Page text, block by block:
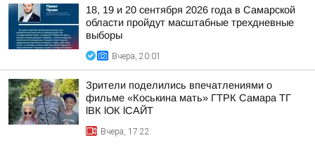
18, 19 и 20 сентября 2026 года в Самарской
области пройдут масштабные трехдневные
выборы
Вчера, 20:01
Зрители поделились впечатлениями о
фильме «Коськина мать» ГТРК Самара ТГ
lВК lОК lСАЙТ
Вчера, 17:22